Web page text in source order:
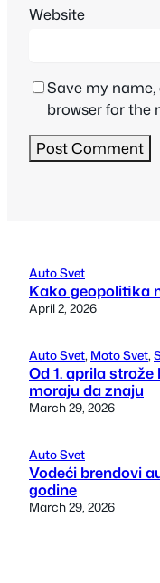
Website
Save my
browser for the
Auto Svet
Kako geopolitika
April 2, 2026
Auto Svet, Moto Svet,
Od 1. aprila
moraju da znaju
March 29, 2026
Auto Svet
Vodeći brendovi
godine
March 29, 2026